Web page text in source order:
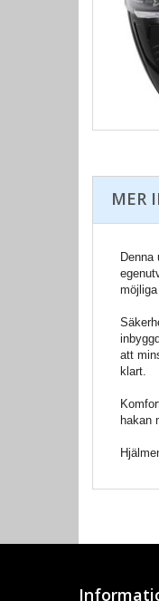
MER
att
klart.
hakan